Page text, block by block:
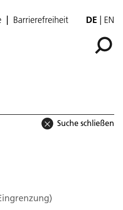
Barrierefreiheit DE EN
Suche schließen